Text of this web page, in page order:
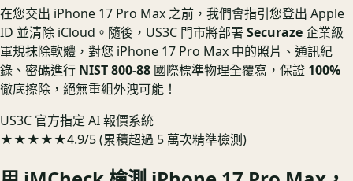
在您交出 iPhone 17 Pro Max 之前，我們會指引您登出 Apple
ID 並清除 iCloud。隨後，US3C 門市將部署Securaze企業級
軍規抹除軟體，對您 iPhone 17 Pro Max 中的照片、通訊紀
錄、密碼進行 NIST 800-88 國際標準物理全覆寫，保證 100%
徹底擦除，絕無重組外洩可能！
US3C 官方指定 AI 報價系統
★★★★★4.9/5 (累積超過 5 萬次精準檢測)